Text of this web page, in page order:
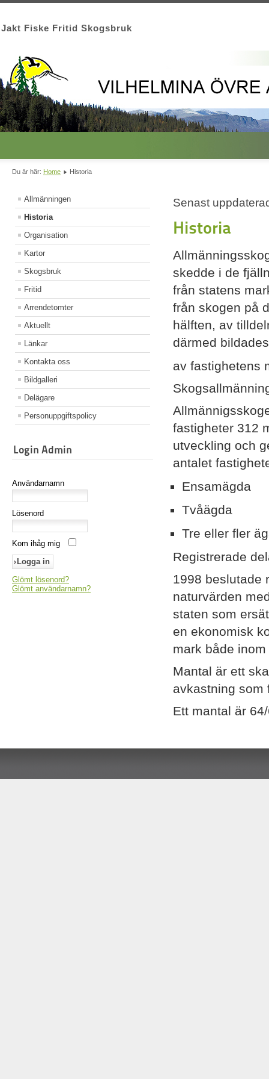
Jakt Fiske Fritid Skogsbruk
Du är här: Home Historia
Allmänningen
Historia
Organisation
Kartor
Skogsbruk
Fritid
Arrendetomter
Aktuellt
Länkar
Kontakta oss
Bildgalleri
Delägare
Personuppgiftspolicy
Login Admin
Användarnamn
Lösenord
Kom ihåg mig
Glömt lösenord?
Glömt användarnamn?
Senast
Historia
skedde i de
från statens
från skogen på
hälften, av
därmed
av fastighetens
fastigheter 312
utveckling och
antalet
Tvåägda
Tre eller fler
Registrerade
1998 beslutade
naturvärden
staten som
en ekonomisk
mark både
Mantal är ett
avkastning
Ett mantal är